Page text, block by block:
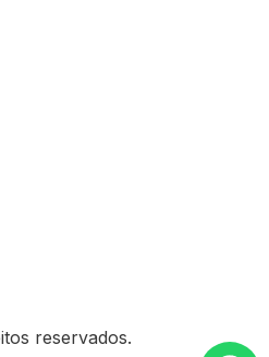
reservados.